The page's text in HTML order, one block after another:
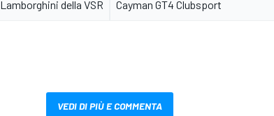
Lamborghini della VSR
Cayman GT4 Clubsport
VEDI DI PIÙ E COMMENTA